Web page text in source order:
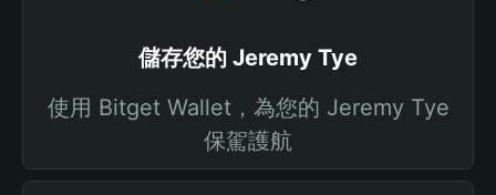
儲存您的 Jeremy Tye
使用 Bitget Wallet，為您的 Jeremy Tye
保駕護航